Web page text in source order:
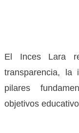
El Inces Lara
transparencia, la
pilares
objetivos